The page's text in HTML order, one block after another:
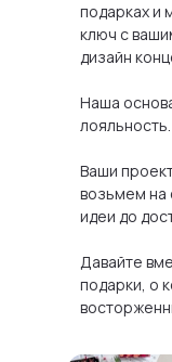
подарках и
ключ с
дизайн
Наша
лояльность.
Ваши
возьмем на
идеи до
Давайте
подарки, о